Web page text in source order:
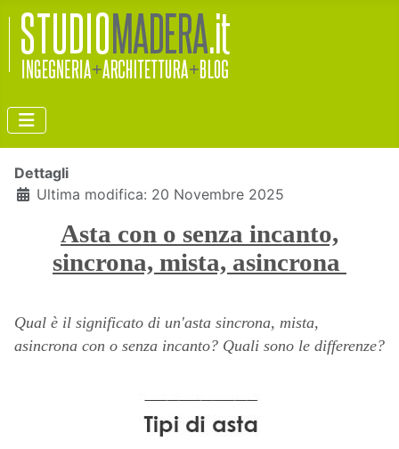
Dettagli
Ultima modifica: 20 Novembre 2025
Asta con o senza incanto,
sincrona, mista, asincrona
Qual è il significato di un'asta sincrona, mista,
asincrona con o senza incanto? Quali sono le differenze?